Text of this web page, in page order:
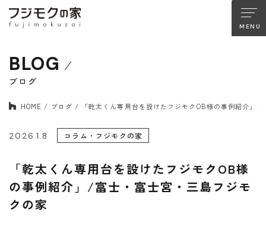
木材へのこだわり
設計とデザイン
確かな住宅性能
品質管理
Company
BLOG
ブログ
HOME ブログ 「乾太くん専用台を設けたフジモクOB様の事例紹介」/
2026.1.8 コラム・フジモクの家
「乾太くん専用台を設けたフジモクOB様
の事例紹介」/富士・富士宮・三島フジモ
クの家